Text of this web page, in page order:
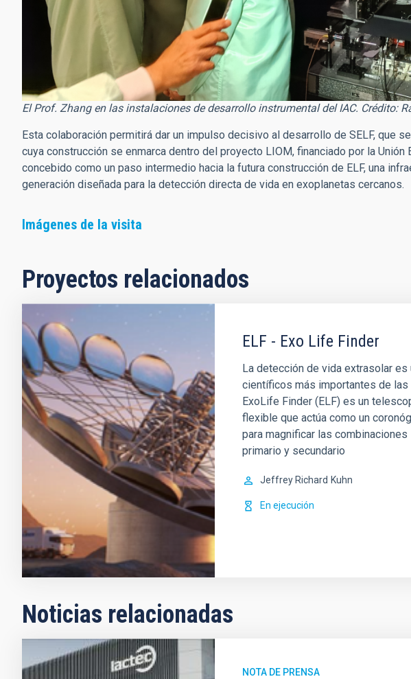
El Prof. Zhang en las instalaciones de desarrollo instrumental del IAC. Crédito:
Esta colaboración permitirá dar un impulso decisivo al desarrollo de SELF, que se
cuya construcción se enmarca dentro del proyecto LIOM, financiado por la Unión
concebido como un paso intermedio hacia la futura construcción de ELF, una
generación diseñada para la detección directa de vida en exoplanetas cercanos.
Imágenes de la visita
Proyectos relacionados
ELF - Exo Life Finder
La detección de vida extrasolar
científicos más importantes de las
ExoLife Finder (ELF) es un
flexible que actúa como un
para magnificar las
primario y secundario
Jeffrey Richard Kuhn
En ejecución
Noticias relacionadas
NOTA DE PRENSA